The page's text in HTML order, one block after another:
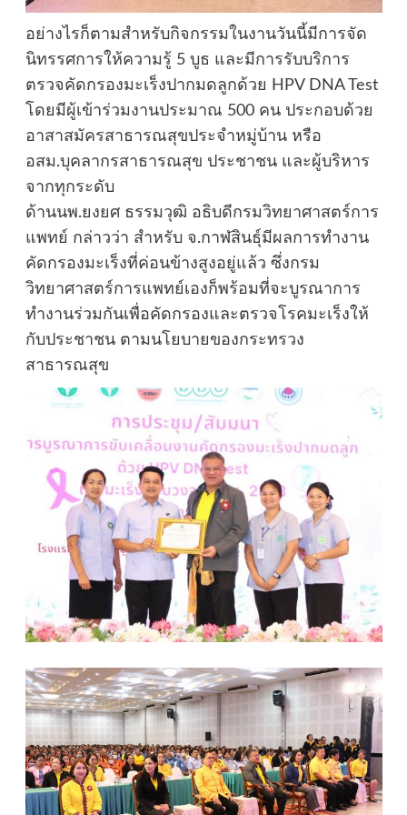
อย่างไรก็ตามสำหรับกิจกรรมในงานวันนี้มีการจัด
นิทรรศการให้ความรู้ 5 บูธ และมีการรับบริการ
ตรวจคัดกรองมะเร็งปากมดลูกด้วย HPV DNA Test
โดยมีผู้เข้าร่วมงานประมาณ 500 คน ประกอบด้วย
อาสาสมัครสาธารณสุขประจำหมู่บ้าน หรือ
อสม.บุคลากรสาธารณสุข ประชาชน และผู้บริหาร
จากทุกระดับ
ด้านนพ.ยงยศ ธรรมวุฒิ อธิบดีกรมวิทยาศาสตร์การ
แพทย์ กล่าวว่า สำหรับ จ.กาฬสินธุ์มีผลการทำงาน
คัดกรองมะเร็งที่ค่อนข้างสูงอยู่แล้ว ซึ่งกรม
วิทยาศาสตร์การแพทย์เองก็พร้อมที่จะบูรณาการ
ทำงานร่วมกันเพื่อคัดกรองและตรวจโรคมะเร็งให้
กับประชาชน ตามนโยบายของกระทรวง
สาธารณสุข